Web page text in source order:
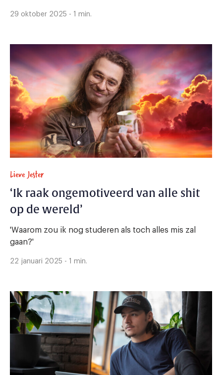
29 oktober 2025 - 1 min.
Lieve Jester
‘Ik raak ongemotiveerd van alle shit
op de wereld’
'Waarom zou ik nog studeren als toch alles mis zal
gaan?'
22 januari 2025 - 1 min.